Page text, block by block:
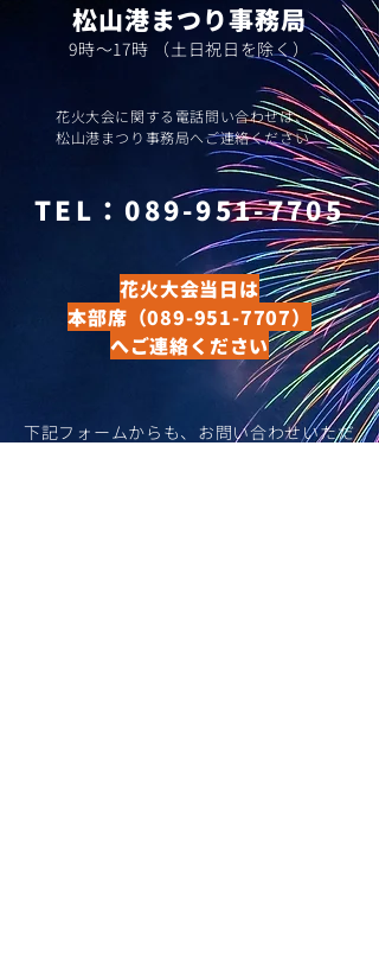
​松山港まつり事務局
​9時～17時 （土日祝日を除く）
​花火大会に関する電話問い合わせは、
松山港まつり事務局へご連絡ください
​TEL： 089-951-7705
花火大会当日は
本部席 （089-951-7707）
へご連絡ください
​下記フォームからも、お問い合わせいただ